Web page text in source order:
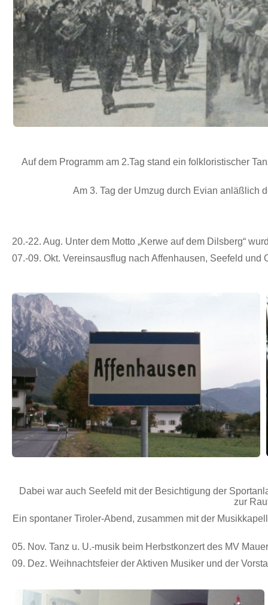
Auf dem Programm am 2.Tag stand ein folkloristischer
Am 3. Tag der Umzug durch Evian anläßlich
20.-22. Aug. Unter dem Motto „Kerwe auf dem Dilsberg“
07.-09. Okt. Vereinsausflug nach Affenhausen, Seefeld und
Dabei war auch Seefeld mit der Besichtigung der
zur
Ein spontaner Tiroler-Abend, zusammen mit der
05. Nov. Tanz u. U.-musik beim Herbstkonzert des MV Mauer
09. Dez. Weihnachtsfeier der Aktiven Musiker und der